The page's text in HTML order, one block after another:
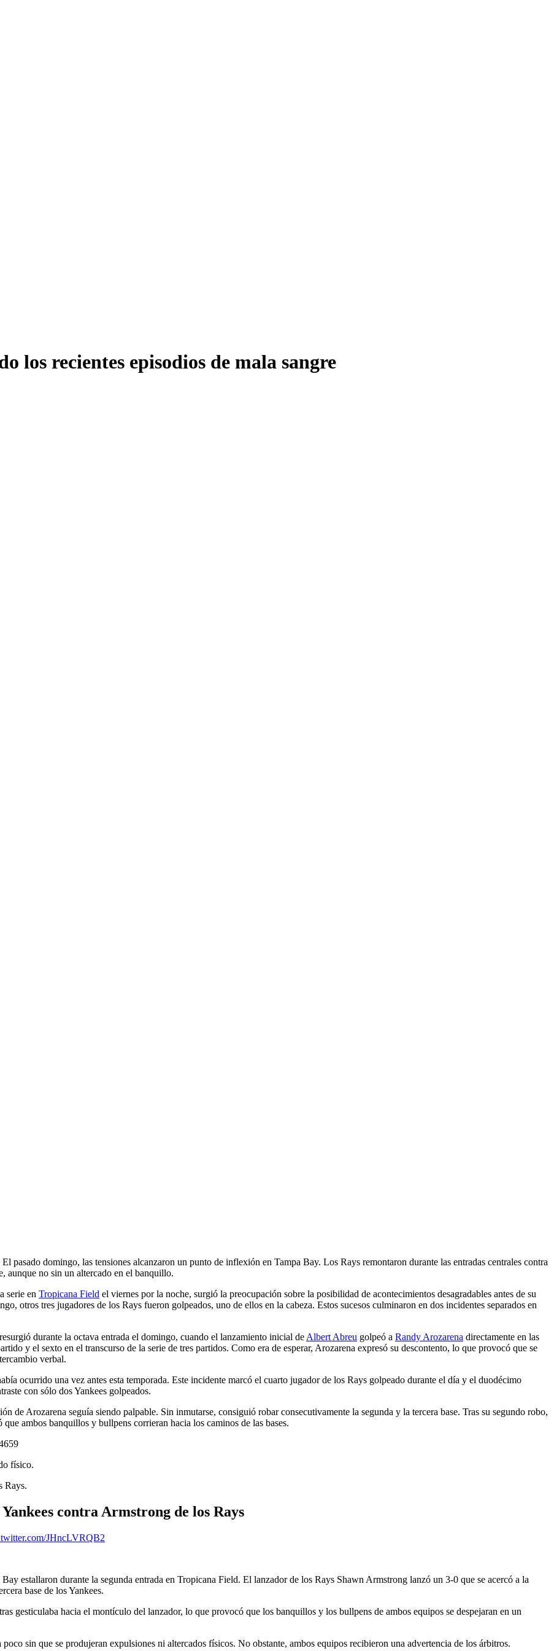
los recientes episodios de mala sangre
pasado domingo, las tensiones alcanzaron un punto de inflexión en Tampa Bay. Los Rays remontaron durante las entradas centrales contra
aunque no sin un altercado en el banquillo.
serie en Tropicana Field el viernes por la noche, surgió la preocupación sobre la posibilidad de acontecimientos desagradables antes de su
otros tres jugadores de los Rays fueron golpeados, uno de ellos en la cabeza. Estos sucesos culminaron en dos incidentes separados en
durante la octava entrada el domingo, cuando el lanzamiento inicial de Albert Abreu golpeó a Randy Arozarena directamente en las
y el sexto en el transcurso de la serie de tres partidos. Como era de esperar, Arozarena expresó su descontento, lo que provocó que se
verbal.
ocurrido una vez antes esta temporada. Este incidente marcó el cuarto jugador de los Rays golpeado durante el día y el duodécimo
con sólo dos Yankees golpeados.
de Arozarena seguía siendo palpable. Sin inmutarse, consiguió robar consecutivamente la segunda y la tercera base. Tras su segundo robo,
ambos banquillos y bullpens corrieran hacia los caminos de las bases.
físico.
Rays.
contra Armstrong de los Rays
JHncLVRQB2
estallaron durante la segunda entrada en Tropicana Field. El lanzador de los Rays Shawn Armstrong lanzó un 3-0 que se acercó a la
base de los Yankees.
gesticulaba hacia el montículo del lanzador, lo que provocó que los banquillos y los bullpens de ambos equipos se despejaran en un
sin que se produjeran expulsiones ni altercados físicos. No obstante, ambos equipos recibieron una advertencia de los árbitros.